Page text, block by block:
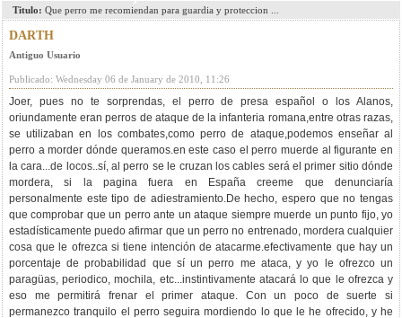
Titulo: Que perro me recomiendan para guardia y proteccion ...
DARTH
Antiguo Usuario
Publicado: Wednesday 06 de January de 2010, 11:26
Joer, pues no te sorprendas, el perro de presa español o los Alanos,
oriundamente eran perros de ataque de la infanteria romana,entre otras razas,
se utilizaban en los combates,como perro de ataque,podemos enseñar al
perro a morder dónde queramos.en este caso el perro muerde al figurante en
la cara...de locos..sí, al perro se le cruzan los cables será el primer sitio dónde
mordera, si la pagina fuera en España creeme que denunciaría
personalmente este tipo de adiestramiento.De hecho, espero que no tengas
que comprobar que un perro ante un ataque siempre muerde un punto fijo, yo
estadísticamente puedo afirmar que un perro no entrenado, mordera cualquier
cosa que le ofrezca si tiene intención de atacarme.efectivamente que hay un
porcentaje de probabilidad que sí un perro me ataca, y yo le ofrezco un
paragüas, periodico, mochila, etc...instintivamente atacará lo que le ofrezca y
eso me permitirá frenar el primer ataque. Con un poco de suerte si
permanezco tranquilo el perro seguira mordiendo lo que le he ofrecido, y he